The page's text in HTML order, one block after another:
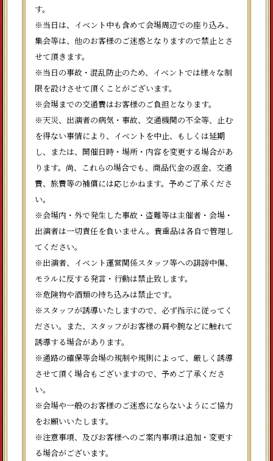
す。
※当日は、イベント中も含めて会場周辺での座り込み、
集会等は、他のお客様のご迷惑となりますので禁止とさ
せて頂きます。
※当日の事故・混乱防止のため、イベントでは様々な制
限を設けさせて頂くことがございます。
※会場までの交通費はお客様のご負担となります。
※天災、出演者の病気・事故、交通機関の不全等、止む
を得ない事情により、イベントを中止、もしくは延期
し、または、開催日時・場所・内容を変更する場合があ
ります。尚、これらの場合でも、商品代金の返金、交通
費、旅費等の補償には応じかねます。予めご了承くださ
い。
※会場内・外で発生した事故・盗難等は主催者・会場・
出演者は一切責任を負いません。貴重品は各自で管理し
てください。
※出演者、イベント運営関係スタッフ等への誹謗中傷、
モラルに反する発言・行動は禁止致します。
※危険物や酒類の持ち込みは禁止です。
※スタッフが誘導いたしますので、必ず指示に従ってく
ださい。また、スタッフがお客様の肩や腕などに触れて
誘導する場合があります。
※通路の確保等会場の規制や規則によって、厳しく誘導
させて頂く場合もございますので、予めご了承くださ
い。
※会場や一般のお客様のご迷惑にならないようにご協力
をお願いいたします。
※注意事項、及びお客様へのご案内事項は追加・変更す
る場合がございます。